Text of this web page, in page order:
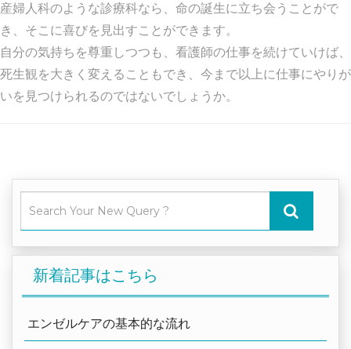
産婦人科のような診療科なら、命の誕生に立ち会うことがで
き、そこに喜びを見出すことができます。
自分の気持ちを尊重しつつも、看護師の仕事を続けていけば、
死生観を大きく変えることもでき、今まで以上に仕事にやりが
いを見つけられるのではないでしょうか。
新着記事はこちら
エンゼルケアの基本的な流れ